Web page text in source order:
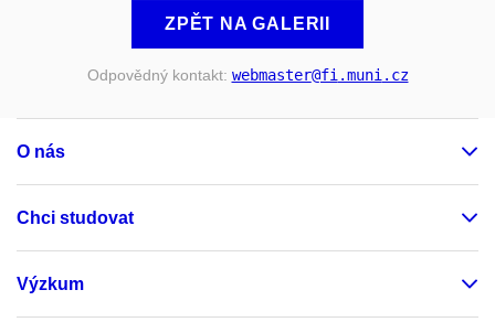
ZPĚT NA GALERII
Odpovědný kontakt: webmaster@fi .muni .cz
O nás
Chci studovat
Výzkum